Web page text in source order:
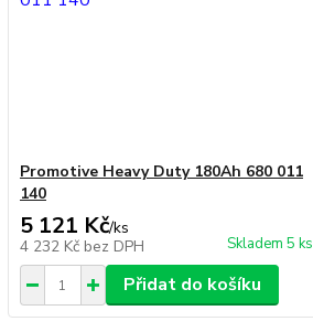
Promotive Heavy Duty 180Ah 680 011
140
5 121 Kč/ks
4 232 Kč bez DPH Skladem 5 ks
Přidat do košíku